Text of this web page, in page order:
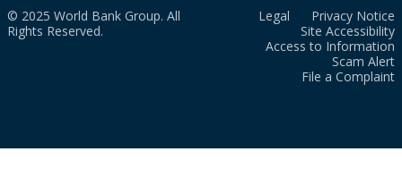
© 2025 World Bank Group. All
Rights Reserved.
Legal
Privacy Notice
Site Accessibility
Access to Information
Scam Alert
File a Complaint